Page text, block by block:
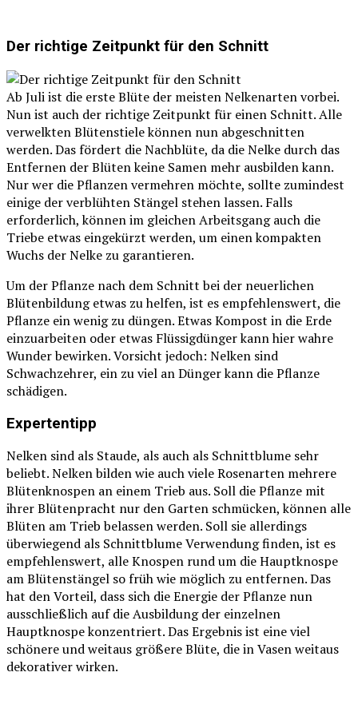
Der richtige Zeitpunkt für den Schnitt
Ab Juli ist die erste Blüte der meisten Nelkenarten vorbei.
Nun ist auch der richtige Zeitpunkt für einen Schnitt. Alle
verwelkten Blütenstiele können nun abgeschnitten
werden. Das fördert die Nachblüte, da die Nelke durch das
Entfernen der Blüten keine Samen mehr ausbilden kann.
Nur wer die Pflanzen vermehren möchte, sollte zumindest
einige der verblühten Stängel stehen lassen. Falls
erforderlich, können im gleichen Arbeitsgang auch die
Triebe etwas eingekürzt werden, um einen kompakten
Wuchs der Nelke zu garantieren.
Um der Pflanze nach dem Schnitt bei der neuerlichen
Blütenbildung etwas zu helfen, ist es empfehlenswert, die
Pflanze ein wenig zu düngen. Etwas Kompost in die Erde
einzuarbeiten oder etwas Flüssigdünger kann hier wahre
Wunder bewirken. Vorsicht jedoch: Nelken sind
Schwachzehrer, ein zu viel an Dünger kann die Pflanze
schädigen.
Expertentipp
Nelken sind als Staude, als auch als Schnittblume sehr
beliebt. Nelken bilden wie auch viele Rosenarten mehrere
Blütenknospen an einem Trieb aus. Soll die Pflanze mit
ihrer Blütenpracht nur den Garten schmücken, können alle
Blüten am Trieb belassen werden. Soll sie allerdings
überwiegend als Schnittblume Verwendung finden, ist es
empfehlenswert, alle Knospen rund um die Hauptknospe
am Blütenstängel so früh wie möglich zu entfernen. Das
hat den Vorteil, dass sich die Energie der Pflanze nun
ausschließlich auf die Ausbildung der einzelnen
Hauptknospe konzentriert. Das Ergebnis ist eine viel
schönere und weitaus größere Blüte, die in Vasen weitaus
dekorativer wirken.